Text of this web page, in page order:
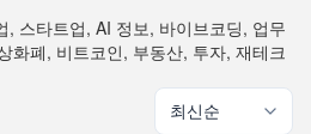
, 스타트업, AI 정보, 바이브코딩, 업무
화폐, 비트코인, 부동산, 투자, 재테크